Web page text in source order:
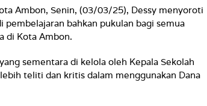
Ambon, Senin, (03/03/25), Dessy menyoroti
pembelajaran bahkan pukulan bagi semua
di Kota Ambon.
sementara di kelola oleh Kepala Sekolah
teliti dan kritis dalam menggunakan Dana